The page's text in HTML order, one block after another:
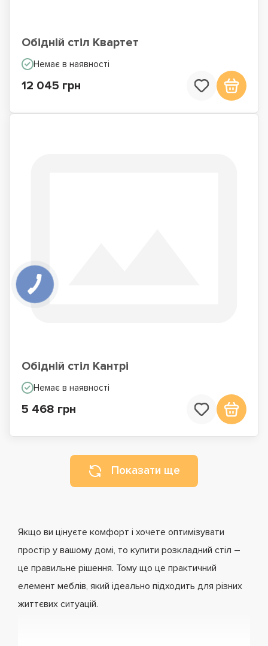
Обідній стіл Квартет
Немає в наявності
12 045 грн
Обідній стіл Кантрі
Немає в наявності
5 468 грн
Показати ще
Якщо ви цінуєте комфорт і хочете оптимізувати
простір у вашому домі, то купити розкладний стіл –
це правильне рішення. Тому що це практичний
елемент меблів, який ідеально підходить для різних
життєвих ситуацій.